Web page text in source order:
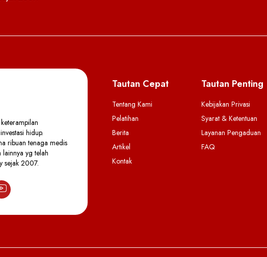
hidup.
ribuan tenaga medis
lainnya yg telah
sejak 2007.
Tautan Cepat
Tentang Kami
Pelatihan
Berita
Artikel
Kontak
Tautan Penting
Kebijakan Privasi
Syarat & Ketentuan
Layanan Pengaduan
FAQ